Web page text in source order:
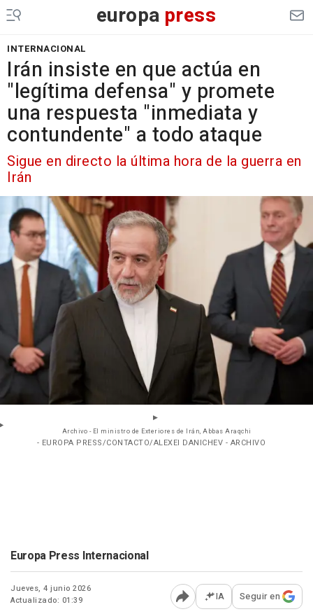
europa press
INTERNACIONAL
Irán insiste en que actúa en
"legítima defensa" y promete
una respuesta "inmediata y
contundente" a todo ataque
Sigue en directo la última hora de la guerra en
Irán
Archivo - El ministro de Exteriores de Irán, Abbas Araqchi
- EUROPA PRESS/CONTACTO/ALEXEI DANICHEV - ARCHIVO
Europa Press Internacional
Jueves, 4 junio 2026
Actualizado: 01:39
Abrir opciones para
IA Seguir en